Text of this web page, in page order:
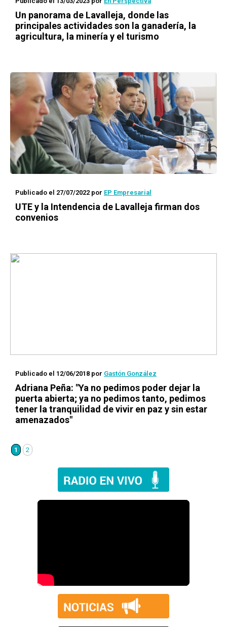
Un panorama de Lavalleja, donde las
principales actividades son la ganadería, la
agricultura, la minería y el turismo
Publicado el 27/07/2022 por EP Empresarial
UTE y la Intendencia de Lavalleja firman dos
convenios
Publicado el 12/06/2018 por Gastón González
Adriana Peña: "Ya no pedimos poder dejar la
puerta abierta; ya no pedimos tanto, pedimos
tener la tranquilidad de vivir en paz y sin estar
amenazados"
1 2